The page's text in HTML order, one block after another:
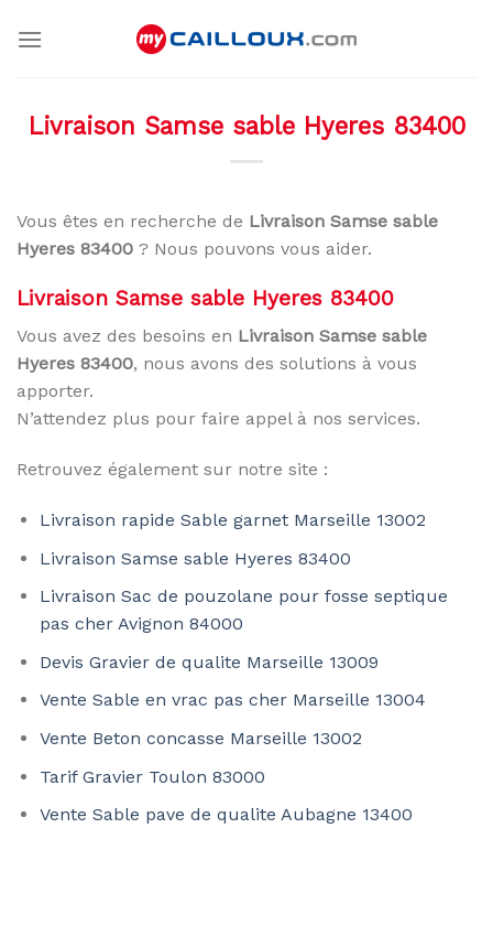
Livraison Samse sable Hyeres 83400
Vous êtes en recherche de Livraison Samse sable
Hyeres 83400 ? Nous pouvons vous aider.
Livraison Samse sable Hyeres 83400
Vous avez des besoins en Livraison Samse sable
Hyeres 83400, nous avons des solutions à vous
apporter.
N’attendez plus pour faire appel à nos services.
Retrouvez également sur notre site :
Livraison rapide Sable garnet Marseille 13002
Livraison Samse sable Hyeres 83400
Livraison Sac de pouzolane pour fosse septique
pas cher Avignon 84000
Devis Gravier de qualite Marseille 13009
Vente Sable en vrac pas cher Marseille 13004
Vente Beton concasse Marseille 13002
Tarif Gravier Toulon 83000
Vente Sable pave de qualite Aubagne 13400